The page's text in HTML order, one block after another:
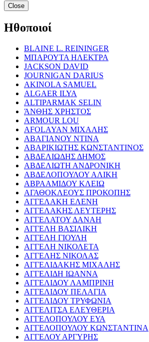
Close
Ηθοποιοί
BLAINE L. REININGER
ΜΠΑΡΟΥΤΑ ΗΛΕΚΤΡΑ
JACKSON DAVID
JOURNIGAN DARIUS
AKINOLA SAMUEL
ALGAER ILYA
ALTIPARMAK SELIN
ΆΝΘΗΣ ΧΡΗΣΤΟΣ
ARMOUR LOU
AFOLAYAN ΜΙΧΑΛΗΣ
ΑΒΑΓΙΑΝΟΥ ΝΤΙΝΑ
ΑΒΑΡΙΚΙΩΤΗΣ ΚΩΝΣΤΑΝΤΙΝΟΣ
ΑΒΔΕΛΙΩΔΗΣ ΔΗΜΟΣ
ΑΒΔΕΛΙΩΤΗ ΑΝΔΡΟΝΙΚΗ
ΑΒΔΕΛΟΠΟΥΛΟΥ ΑΛΙΚΗ
ΑΒΡΑΑΜΙΔΟΥ ΚΛΕΙΩ
ΑΓΑΘΟΚΛΕΟΥΣ ΠΡΟΚΟΠΗΣ
ΑΓΓΕΛΑΚΗ ΕΛΕΝΗ
ΑΓΓΕΛΑΚΗΣ ΛΕΥΤΕΡΗΣ
ΑΓΓΕΛΑΤΟΥ ΔΑΝΑΗ
ΑΓΓΕΛΗ ΒΑΣΙΛΙΚΗ
ΑΓΓΕΛΗ ΓΙΟΥΛΗ
ΑΓΓΕΛΗ ΝΙΚΟΛΕΤΑ
ΑΓΓΕΛΗΣ ΝΙΚΟΛΑΣ
ΑΓΓΕΛΙΔΑΚΗΣ ΜΙΧΑΛΗΣ
ΑΓΓΕΛΙΔΗ ΙΩΑΝΝΑ
ΑΓΓΕΛΙΔΟΥ ΛΑΜΠΡΙΝΗ
ΑΓΓΕΛΙΔΟΥ ΠΕΛΑΓΙΑ
ΑΓΓΕΛΙΔΟΥ ΤΡΥΦΩΝΙΑ
ΑΓΓΕΛΙΤΣΑ ΕΛΕΥΘΕΡΙΑ
ΑΓΓΕΛΟΠΟΥΛΟΥ ΕΥΑ
ΑΓΓΕΛΟΠΟΥΛΟΥ ΚΩΝΣΤΑΝΤΙΝΑ
ΑΓΓΕΛΟΥ ΑΡΓΥΡΗΣ